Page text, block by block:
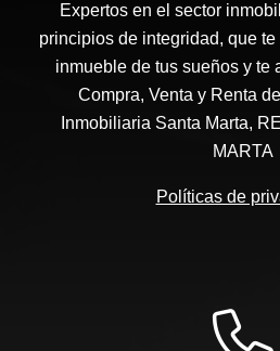
Expertos en el sector
principios de integridad, que te
inmueble de tus sueños y te
Compra, Venta y Renta
Inmobiliaria Santa Marta,
MARTA
Políticas de